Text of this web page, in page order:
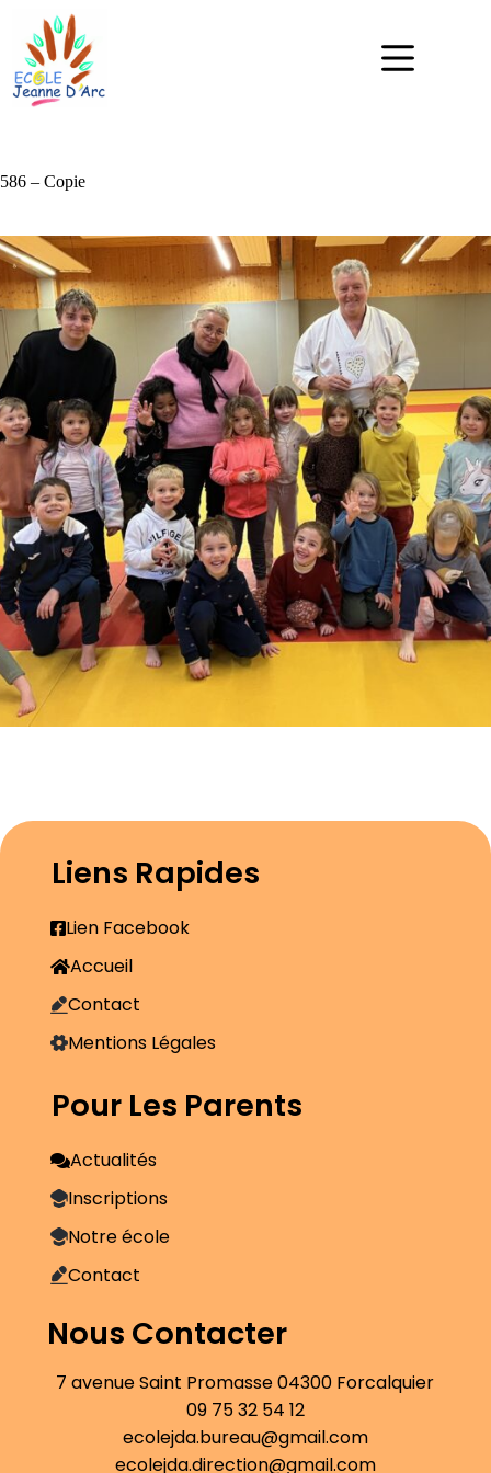
586 – Copie
Liens Rapides
Lien Facebook
Accueil
Contact
Mentions Légales
Pour Les Parents
Actualités
Inscriptions
Notre école
Contact
Nous Contacter
7 avenue Saint Promasse 04300 Forcalquier
09 75 32 54 12
ecolejda.bureau@gmail.com
ecolejda.direction@gmail.com